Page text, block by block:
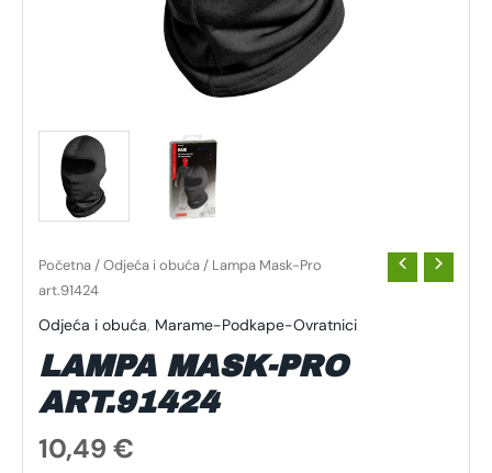
Početna /Odjeća i obuća / Lampa Mask-Pro
art.91424
Odjeća i obuća, Marame-Podkape-Ovratnici
LAMPA MASK-PRO
ART.91424
10,49 €